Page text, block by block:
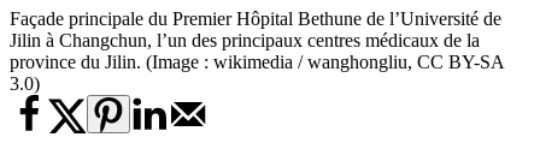
Façade principale du Premier Hôpital Bethune de l’Université de
Jilin à Changchun, l’un des principaux centres médicaux de la
province du Jilin. (Image : wikimedia / wanghongliu, CC BY-SA
3.0)